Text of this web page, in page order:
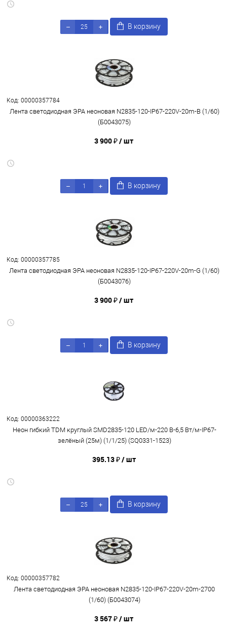
В корзину
Код: 00000357784
Лента светодиодная ЭРА неоновая N2835-120-IP67-220V-20m-B (1/60)
(Б0043075)
3 900 ₽/ шт
В корзину
Код: 00000357785
Лента светодиодная ЭРА неоновая N2835-120-IP67-220V-20m-G (1/60)
(Б0043076)
3 900 ₽/ шт
В корзину
Код: 00000363222
Неон гибкий TDM круглый SMD2835-120 LED/м-220 В-6,5 Вт/м-IP67-
зелёный (25м) (1/1/25) (SQ0331-1523)
395.13 ₽/ шт
В корзину
Код: 00000357782
Лента светодиодная ЭРА неоновая N2835-120-IP67-220V-20m-2700
(1/60) (Б0043074)
3 567 ₽/ шт